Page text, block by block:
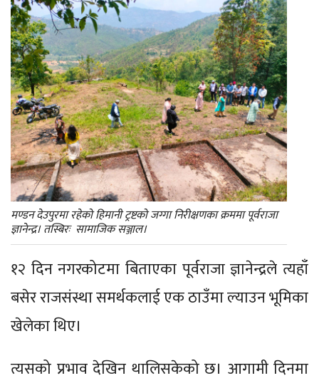
मण्डन देउपुरमा रहेको हिमानी ट्रष्टको जग्गा निरीक्षणका क्रममा पूर्वराजा
ज्ञानेन्द्र। तस्बिरः सामाजिक सञ्जाल।
१२ दिन नगरकोटमा बिताएका पूर्वराजा ज्ञानेन्द्रले त्यहाँ
बसेर राजसंस्था समर्थकलाई एक ठाउँमा ल्याउन भूमिका
खेलेका थिए।
त्यसको प्रभाव देखिन थालिसकेको छ। आगामी दिनमा